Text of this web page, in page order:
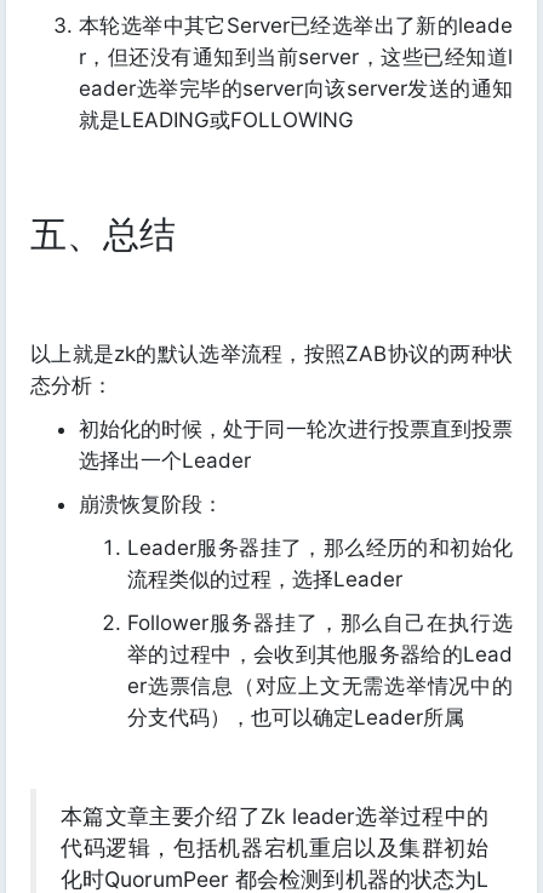
本轮选举中其它Server已经选举出了新的leade
r，但还没有通知到当前server，这些已经知道l
eader选举完毕的server向该server发送的通知
就是LEADING或FOLLOWING
五、总结
以上就是zk的默认选举流程，按照ZAB协议的两种状
态分析：
初始化的时候，处于同一轮次进行投票直到投票
选择出一个Leader
崩溃恢复阶段：
Leader服务器挂了，那么经历的和初始化
流程类似的过程，选择Leader
Follower服务器挂了，那么自己在执行选
举的过程中，会收到其他服务器给的Lead
er选票信息（对应上文无需选举情况中的
分支代码），也可以确定Leader所属
本篇文章主要介绍了Zk leader选举过程中的
代码逻辑，包括机器宕机重启以及集群初始
化时QuorumPeer 都会检测到机器的状态为L